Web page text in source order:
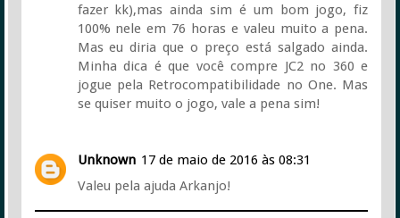
fazer kk),mas ainda sim é um bom jogo, fiz
100% nele em 76 horas e valeu muito a pena.
Mas eu diria que o preço está salgado ainda.
Minha dica é que você compre JC2 no 360 e
jogue pela Retrocompatibilidade no One. Mas
se quiser muito o jogo, vale a pena sim!
Unknown 17 de maio de 2016 às 08:31
Valeu pela ajuda Arkanjo!